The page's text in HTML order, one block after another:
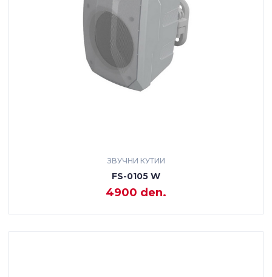
ЗВУЧНИ КУТИИ
FS-0105 W
4900 den.